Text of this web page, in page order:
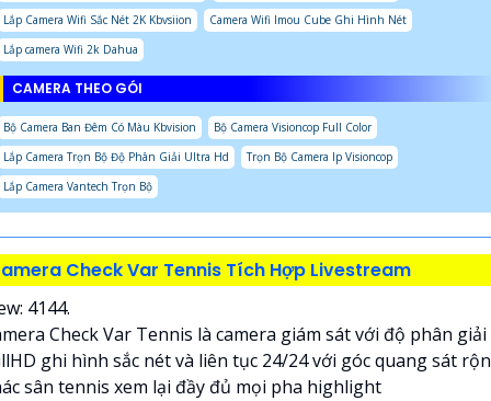
Lắp Camera Wifi Sắc Nét 2K Kbvsiion
Camera Wifi Imou Cube Ghi Hình Nét
Lắp camera Wifi 2k Dahua
CAMERA THEO GÓI
Bộ Camera Ban Đêm Có Màu Kbvision
Bộ Camera Visioncop Full Color
Lắp Camera Trọn Bộ Độ Phân Giải Ultra Hd
Trọn Bộ Camera Ip Visioncop
Lắp Camera Vantech Trọn Bộ
Check Var Tennis Tích Hợp Livestream
4144.
Check Var Tennis là camera giám sát với độ phân giải
ghi hình sắc nét và liên tục 24/24 với góc quang sát
sân tennis xem lại đầy đủ mọi pha highlight